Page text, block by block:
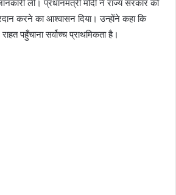
ली। प्रधानमंत्री मोदी ने राज्य सरकार को
करने का आश्वासन दिया। उन्होंने कहा कि
पहुँचाना सर्वोच्च प्राथमिकता है।